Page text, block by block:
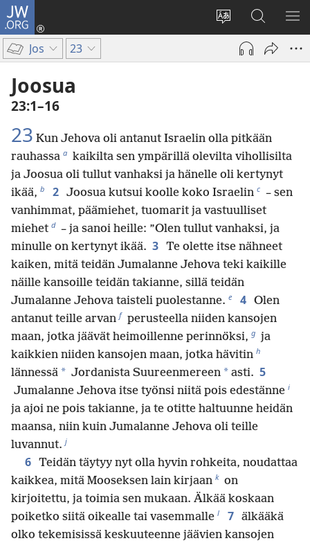
JW.ORG
Vaihda
sivuston
kieli
Kirjaudu
(avaa
ikkunan)
Hae
JW.ORG-
sivustolta
Jos 23
Joosua
23:1–16
23 Kun Jehova oli antanut Israelin olla pitkään
rauhassa a kaikilta sen ympärillä olevilta vihollisilta
ja Joosua oli tullut vanhaksi ja hänelle oli kertynyt
ikää, b 2 Joosua kutsui koolle koko Israelin c – sen
vanhimmat, päämiehet, tuomarit ja vastuulliset
miehet d – ja sanoi heille: ”Olen tullut vanhaksi, ja
minulle on kertynyt ikää. 3 Te olette itse nähneet
kaiken, mitä teidän Jumalanne Jehova teki kaikille
näille kansoille teidän takianne, sillä teidän
Jumalanne Jehova taisteli puolestanne. e 4 Olen
antanut teille arvan f perusteella niiden kansojen
maan, jotka jäävät heimoillenne perinnöksi, g ja
kaikkien niiden kansojen maan, jotka hävitin h
lännessä * Jordanista Suureenmereen * asti. 5
Jumalanne Jehova itse työnsi niitä pois edestänne i
ja ajoi ne pois takianne, ja te otitte haltuunne heidän
maansa, niin kuin Jumalanne Jehova oli teille
luvannut. j
6 Teidän täytyy nyt olla hyvin rohkeita, noudattaa
kaikkea, mitä Mooseksen lain kirjaan k on
kirjoitettu, ja toimia sen mukaan. Älkää koskaan
poiketko siitä oikealle tai vasemmalle l 7 älkääkä
olko tekemisissä keskuuteenne jäävien kansojen